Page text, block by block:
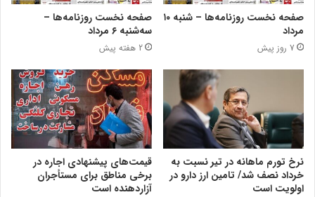
صفحه نخست روزنامه‌ها – شنبه ۱۰
مرداد
7 روز پیش
صفحه نخست روزنامه‌ها –
سه‌شنبه ۶ مرداد
2 هفته پیش
نرخ تورم ماهانه در تیر نسبت به
خرداد نصف شد/ تامین ارز دارو در
اولویت است
قیمت‌های پیشنهادی اجاره در
برخی مناطق برای مستأجران
آزاردهنده است